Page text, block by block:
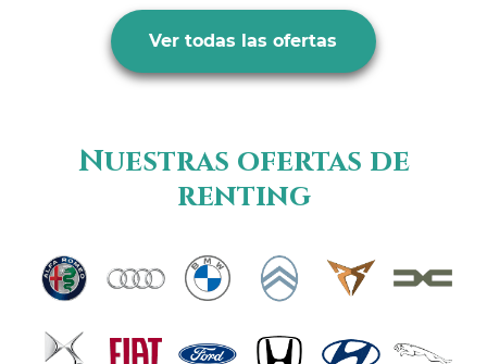
Ver todas las ofertas
Nuestras ofertas de
renting